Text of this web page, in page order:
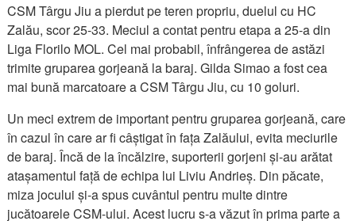
CSM Târgu Jiu a pierdut pe teren propriu, duelul cu HC
Zalău, scor 25-33. Meciul a contat pentru etapa a 25-a din
Liga Florilo MOL. Cel mai probabil, înfrângerea de astăzi
trimite gruparea gorjeană la baraj. Gilda Simao a fost cea
mai bună marcatoare a CSM Târgu Jiu, cu 10 goluri.
Un meci extrem de important pentru gruparea gorjeană, care
în cazul în care ar fi câștigat în fața Zalăului, evita meciurile
de baraj. Încă de la încălzire, suporterii gorjeni și-au arătat
atașamentul față de echipa lui Liviu Andrieș. Din păcate,
miza jocului și-a spus cuvântul pentru multe dintre
jucătoarele CSM-ului. Acest lucru s-a văzut în prima parte a